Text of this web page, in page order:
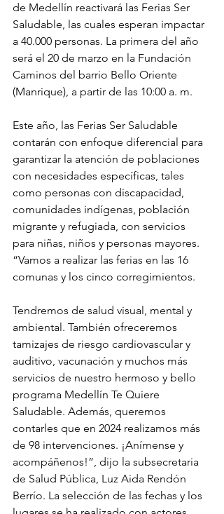
de Medellín reactivará las Ferias Ser
Saludable, las cuales esperan impactar
a 40.000 personas. La primera del año
será el 20 de marzo en la Fundación
Caminos del barrio Bello Oriente
(Manrique), a partir de las 10:00 a. m.
Este año, las Ferias Ser Saludable
contarán con enfoque diferencial para
garantizar la atención de poblaciones
con necesidades específicas, tales
como personas con discapacidad,
comunidades indígenas, población
migrante y refugiada, con servicios
para niñas, niños y personas mayores.
“Vamos a realizar las ferias en las 16
comunas y los cinco corregimientos.
Tendremos de salud visual, mental y
ambiental. También ofreceremos
tamizajes de riesgo cardiovascular y
auditivo, vacunación y muchos más
servicios de nuestro hermoso y bello
programa Medellín Te Quiere
Saludable. Además, queremos
contarles que en 2024 realizamos más
de 98 intervenciones. ¡Anímense y
acompáñenos!”, dijo la subsecretaria
de Salud Pública, Luz Aida Rendón
Berrío. La selección de las fechas y los